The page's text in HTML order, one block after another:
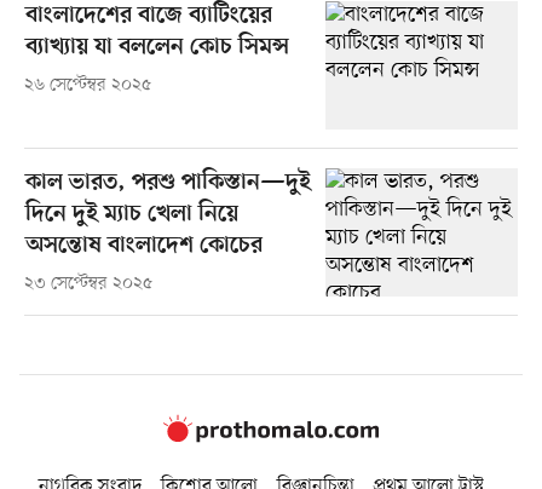
বাংলাদেশের বাজে ব্যাটিংয়ের
ব্যাখ্যায় যা বললেন কোচ সিমন্স
২৬ সেপ্টেম্বর ২০২৫
কাল ভারত, পরশু পাকিস্তান—দুই
দিনে দুই ম্যাচ খেলা নিয়ে
অসন্তোষ বাংলাদেশ কোচের
২৩ সেপ্টেম্বর ২০২৫